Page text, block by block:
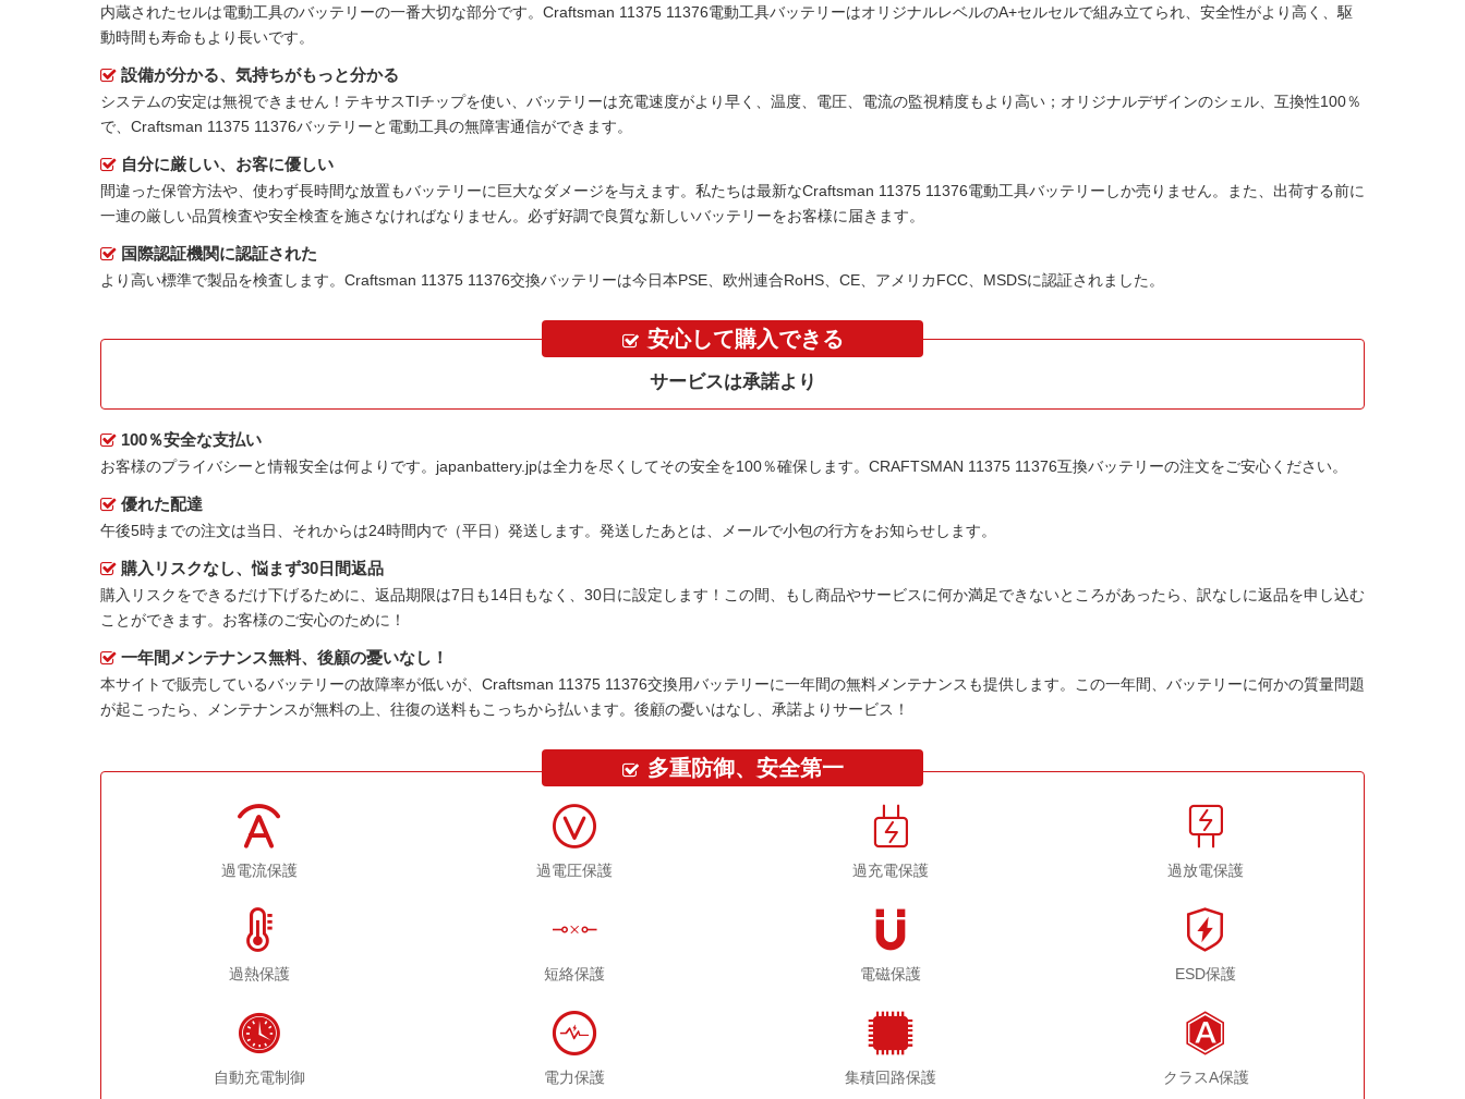
内蔵されたセルは電動工具のバッテリーの一番大切な部分です。 Craftsman 11375 11376電動工具バッテリーはオリジナルレベルのA+セルセルで組み立てられ、安全性がより高く、駆
動時間も寿命もより長いです。
設備が分かる、気持ちがもっと分かる
システムの安定は無視できません！テキサスTIチップを使い、バッテリーは充電速度がより早く、温度、電圧、電流の監視精度もより高い；オリジナルデザインのシェル、互換性100％
で、Craftsman 11375 11376バッテリーと電動工具の無障害通信ができます。
自分に厳しい、お客に優しい
間違った保管方法や、使わず長時間な放置もバッテリーに巨大なダメージを与えます。私たちは最新なCraftsman 11375 11376電動工具バッテリー しか売りません。また、出荷する前に
一連の厳しい品質検査や安全検査を施さなければなりません。必ず好調で良質な新しいバッテリーをお客様に届きます。
国際認証機関に認証された
より高い標準で製品を検査します。Craftsman 11375 11376交換バッテリーは今日本PSE、欧州連合RoHS、CE、アメリカFCC、MSDSに認証されました。
安心して購入できる
サービスは承諾より
100％安全な支払い
お客様のプライバシーと情報安全は何よりです。japanbattery.jpは全力を尽くしてその安全を100％確保します。 CRAFTSMAN 11375 11376互換バッテリーの注文をご安心ください。
優れた配達
午後5時までの注文は当日、それからは24時間内で（平日）発送します。発送したあとは、メールで小包の行方をお知らせします。
購入リスクなし、悩まず30日間返品
購入リスクをできるだけ下げるために、返品期限は7日も14日もなく、30日に設定します！この間、もし商品やサービスに何か満足できないところがあったら、訳なしに返品を申し込む
ことができます。お客様のご安心のために！
一年間メンテナンス無料、後顧の憂いなし！
本サイトで販売しているバッテリーの故障率が低いが、 Craftsman 11375 11376交換用バッテリーに一年間の無料メンテナンスも提供します。この一年間、バッテリーに何かの質量問題
が起こったら、メンテナンスが無料の上、往復の送料もこっちから払います。後顧の憂いはなし、承諾よりサービス！
多重防御、安全第一
過電流保護 過電圧保護 過充電保護 過放電保護
過熱保護 短絡保護 電磁保護 ESD保護
自動充電制御 電力保護 集積回路保護 クラスA保護